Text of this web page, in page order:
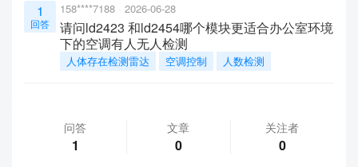
1
回答
158****7188 2026-06-28
请问ld2423 和ld2454哪个模块更适合办公室环境
下的空调有人无人检测
人体存在检测雷达 空调控制 人数检测
问答
1
文章
0
关注者
0